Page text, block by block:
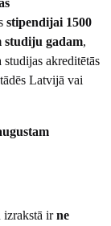
stipendijai 1500
studiju gadam,
akreditētās
Latvijā vai
izrakstā irne